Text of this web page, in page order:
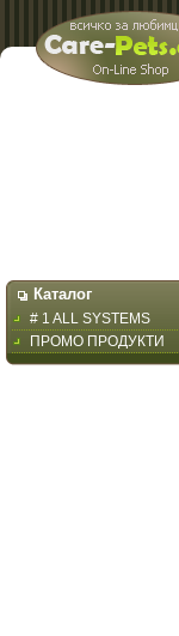
Каталог
# 1 ALL SYSTEMS
ПРОМО ПРОДУКТИ